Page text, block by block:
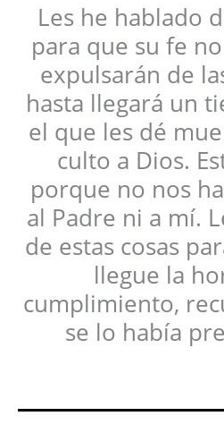
Les he hablado
para que su fe
expulsarán de
hasta llegará un
el que les dé
culto a Dios.
porque no nos
al Padre ni a mí.
de estas cosas
llegue la
cumplimiento,
se lo había